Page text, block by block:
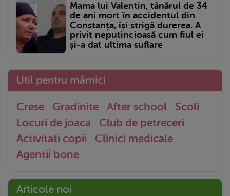
Mama lui Valentin, tânărul de 34
de ani mort în accidentul din
Constanța, își strigă durerea. A
privit neputincioasă cum fiul ei
și-a dat ultima suflare
Util pentru mămici
Crese Gradinite After school
Scoli
Locuri de joaca
Club de petreceri
Activitati copii
Clinici medicale
Agentii bone
Articole noi